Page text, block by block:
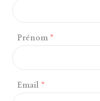
Prénom
Email